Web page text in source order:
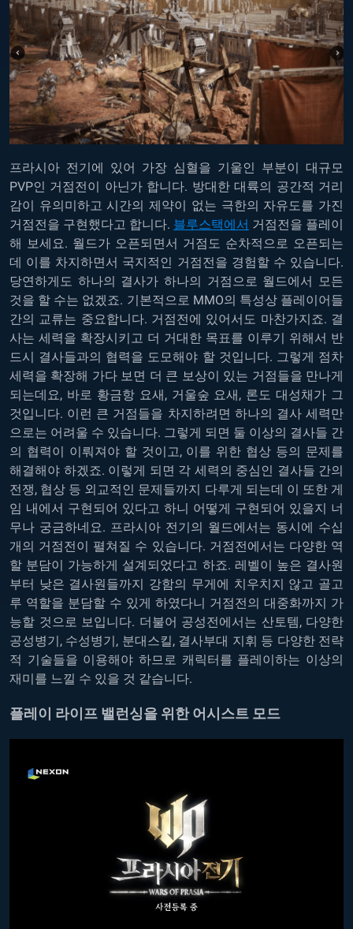
프라시아 전기에 있어 가장 심혈을 기울인 부분이 대규모
PVP인 거점전이 아닌가 합니다. 방대한 대륙의 공간적 거리
감이 유의미하고 시간의 제약이 없는 극한의 자유도를 가진
거점전을 구현했다고 합니다. 블루스택에서 거점전을 플레이
해 보세요. 월드가 오픈되면서 거점도 순차적으로 오픈되는
데 이를 차지하면서 국지적인 거점전을 경험할 수 있습니다.
당연하게도 하나의 결사가 하나의 거점으로 월드에서 모든
것을 할 수는 없겠죠. 기본적으로 MMO의 특성상 플레이어들
간의 교류는 중요합니다. 거점전에 있어서도 마찬가지죠. 결
사는 세력을 확장시키고 더 거대한 목표를 이루기 위해서 반
드시 결사들과의 협력을 도모해야 할 것입니다. 그렇게 점차
세력을 확장해 가다 보면 더 큰 보상이 있는 거점들을 만나게
되는데요, 바로 황금항 요새, 거울숲 요새, 론도 대성채가 그
것입니다. 이런 큰 거점들을 차지하려면 하나의 결사 세력만
으로는 어려울 수 있습니다. 그렇게 되면 둘 이상의 결사들 간
의 협력이 이뤄져야 할 것이고, 이를 위한 협상 등의 문제를
해결해야 하겠죠. 이렇게 되면 각 세력의 중심인 결사들 간의
전쟁, 협상 등 외교적인 문제들까지 다루게 되는데 이 또한 게
임 내에서 구현되어 있다고 하니 어떻게 구현되어 있을지 너
무나 궁금하네요. 프라시아 전기의 월드에서는 동시에 수십
개의 거점전이 펼쳐질 수 있습니다. 거점전에서는 다양한 역
할 분담이 가능하게 설계되었다고 하죠. 레벨이 높은 결사원
부터 낮은 결사원들까지 강함의 무게에 치우치지 않고 골고
루 역할을 분담할 수 있게 하였다니 거점전의 대중화까지 가
능할 것으로 보입니다. 더불어 공성전에서는 산토템, 다양한
공성병기, 수성병기, 분대스킬, 결사부대 지휘 등 다양한 전략
적 기술들을 이용해야 하므로 캐릭터를 플레이하는 이상의
재미를 느낄 수 있을 것 같습니다.
플레이 라이프 밸런싱을 위한 어시스트 모드